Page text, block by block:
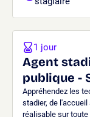
Agent
publique -
Appréhendez les
stadier, de l'accueil
réalisable sur toute
1 jour